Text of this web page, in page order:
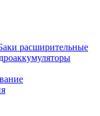
расширительные